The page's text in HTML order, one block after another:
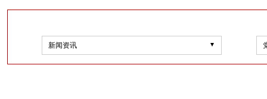
新闻资讯